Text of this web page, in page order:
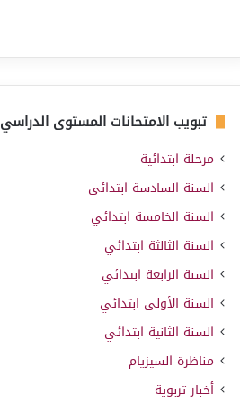
تبويب الامتحانات المستوى الدراسي
مرحلة ابتدائية
السنة السادسة ابتدائي
السنة الخامسة ابتدائي
السنة الثالثة ابتدائي
السنة الرابعة ابتدائي
السنة الأولى ابتدائي
السنة الثانية ابتدائي
مناظرة السيزيام
أخبار تربوية